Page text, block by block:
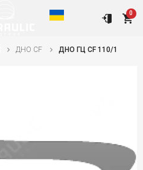
0
ДНО CF ДНО ГЦ CF 110/1